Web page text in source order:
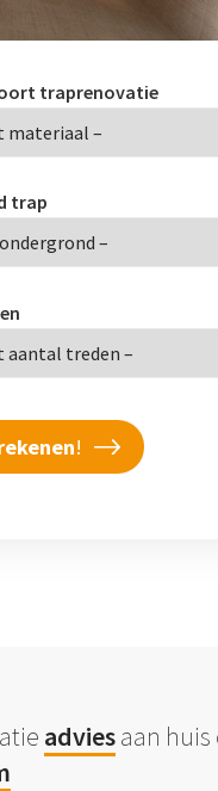
traprenovatie
trap
!
adviesaan huis